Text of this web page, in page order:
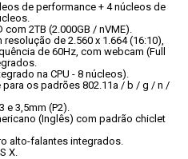
de performance + 4 núcleos de
com 2TB (2.000GB / nVME).
de 2.560 x 1.664 (16:10),
de 60Hz, com webcam (Full
na CPU - 8 núcleos).
os padrões 802.11a / b / g / n /
e 3,5mm (P2).
(Inglês) com padrão chiclet
alto-falantes integrados.
X.